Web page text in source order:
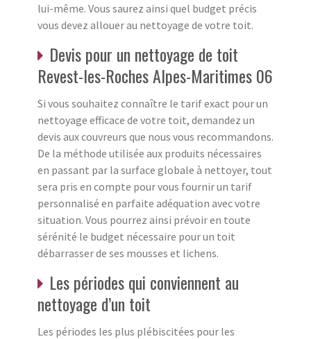
lui-même. Vous saurez ainsi quel budget précis
vous devez allouer au nettoyage de votre toit.
Devis pour un nettoyage de toit
Revest-les-Roches Alpes-Maritimes 06
Si vous souhaitez connaître le tarif exact pour un
nettoyage efficace de votre toit, demandez un
devis aux couvreurs que nous vous recommandons.
De la méthode utilisée aux produits nécessaires
en passant par la surface globale à nettoyer, tout
sera pris en compte pour vous fournir un tarif
personnalisé en parfaite adéquation avec votre
situation. Vous pourrez ainsi prévoir en toute
sérénité le budget nécessaire pour un toit
débarrasser de ses mousses et lichens.
Les périodes qui conviennent au
nettoyage d’un toit
Les périodes les plus plébiscitées pour les